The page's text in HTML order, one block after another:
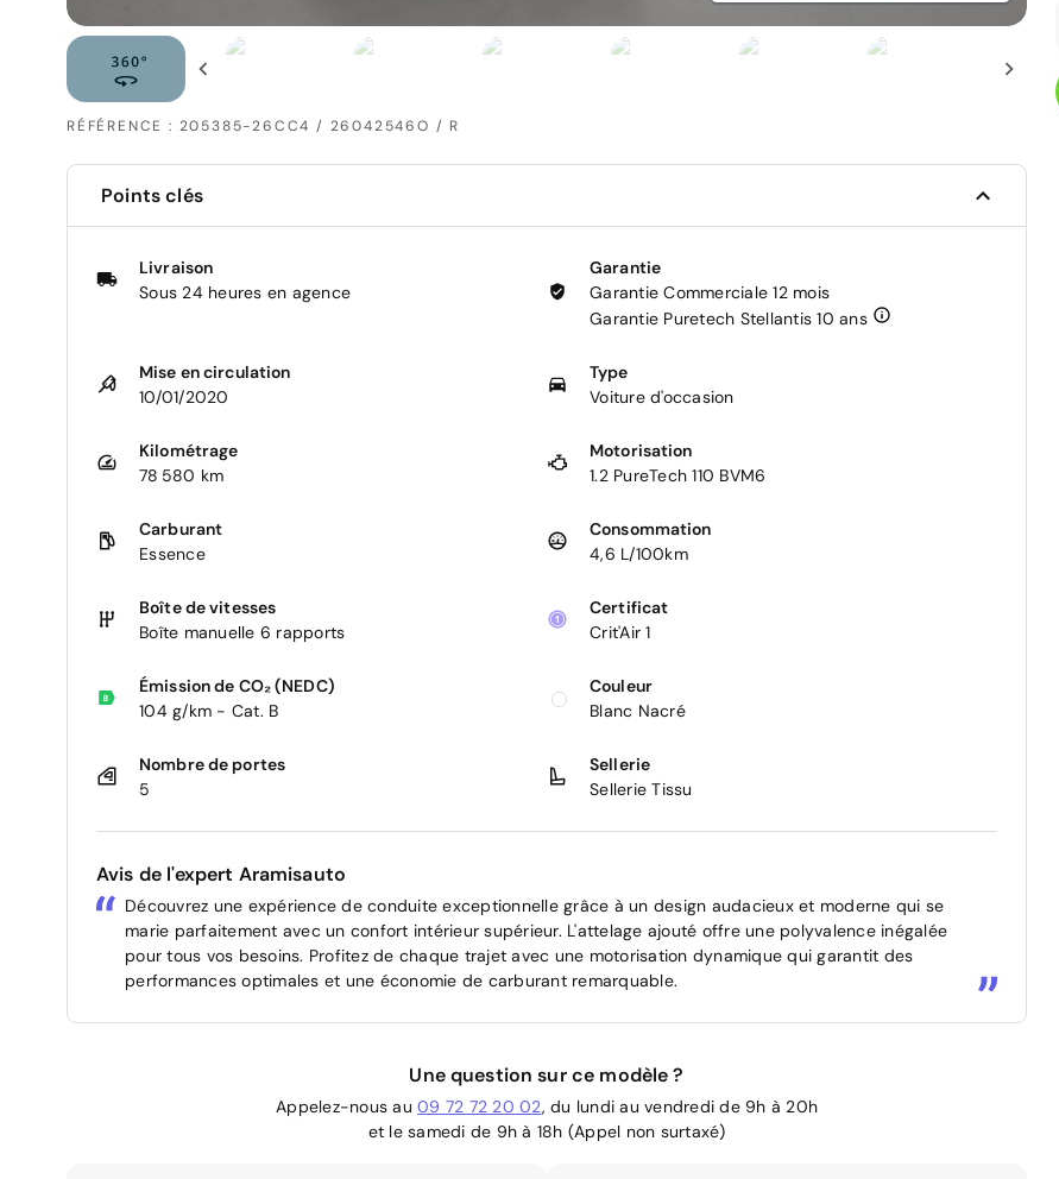
RÉFÉRENCE : 205385-26CC4 / 26042546O / R
Points clés
Livraison
Sous 24 heures en agence
Garantie
Garantie Commerciale 12 mois
Garantie Puretech Stellantis 10 ans
Mise en circulation
10/01/2020
Type
Voiture d'occasion
Kilométrage
78 580 km
Motorisation
1.2 PureTech 110 BVM6
Carburant
Essence
Consommation
4,6 L/100km
Boîte de vitesses
Boîte manuelle 6 rapports
Certificat
Crit'Air 1
Émission de CO₂ (NEDC)
104 g/km - Cat. B
Couleur
Blanc Nacré
Nombre de portes
5
Sellerie
Sellerie Tissu
Avis de l'expert Aramisauto
Découvrez une expérience de conduite exceptionnelle grâce à un design audacieux et moderne qui se
marie parfaitement avec un confort intérieur supérieur. L'attelage ajouté offre une polyvalence inégalée
pour tous vos besoins. Profitez de chaque trajet avec une motorisation dynamique qui garantit des
performances optimales et une économie de carburant remarquable.
Une question sur ce modèle ?
Appelez-nous au 09 72 72 20 02, du lundi au vendredi de 9h à 20h
et le samedi de 9h à 18h (Appel non surtaxé)